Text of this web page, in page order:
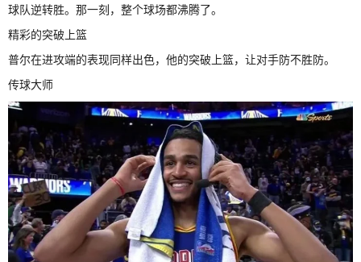
球队逆转胜。那一刻，整个球场都沸腾了。
精彩的突破上篮
普尔在进攻端的表现同样出色，他的突破上篮，让对手防不胜防。
传球大师